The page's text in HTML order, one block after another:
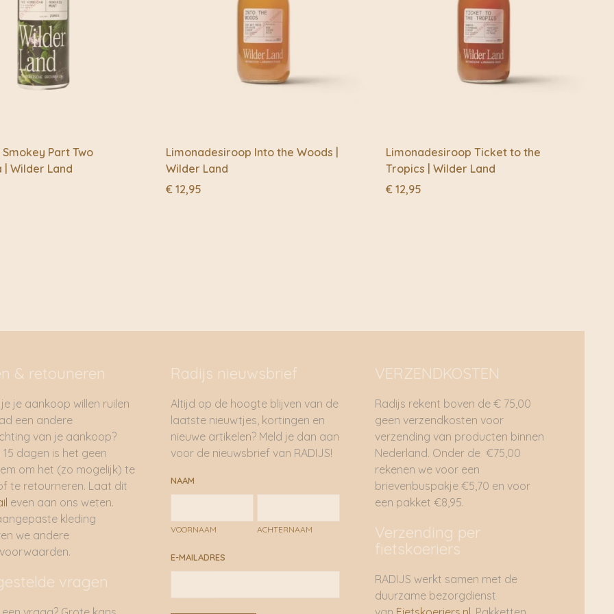
Verwilder jezelf en geniet van de lekkerste producten die de Nederlandse natuur
herstellen.
Part Two
| Wilder Land
Limonadesiroop Into the Woods |
Wilder Land
€ 12,95
Limonadesiroop Ticket to the
Tropics | Wilder Land
€ 12,95
& retouneren
je aankoop willen ruilen
een andere
van je aankoop?
15 dagen is het geen
om het (zo mogelijk) te
te retourneren. Laat dit
even aan ons weten.
kleding
we andere
vragen
Radijs nieuwsbrief
Altijd op de hoogte blijven van de
laatste nieuwtjes, kortingen en
nieuwe artikelen? Meld je dan aan
voor de nieuwsbrief van RADIJS!
NAAM
VOORNAAM ACHTERNAAM
E-MAILADRES
VERZENDKOSTEN
Radijs rekent boven de € 75,00
geen verzendkosten voor
verzending van producten binnen
Nederland. Onder de €75,00
rekenen we voor een
brievenbuspakje €5,70 en voor
een pakket €8,95.
Verzending per
fietskoeriers
RADIJS werkt samen met de
duurzame bezorgdienst